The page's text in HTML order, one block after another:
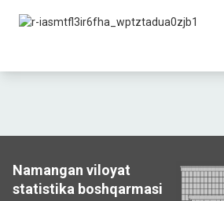
Namangan viloyat
statistika boshqarmasi